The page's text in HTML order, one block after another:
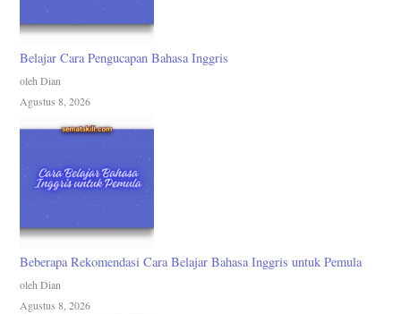
Belajar Cara Pengucapan Bahasa Inggris
oleh Dian
Agustus 8, 2026
Beberapa Rekomendasi Cara Belajar Bahasa Inggris untuk Pemula
oleh Dian
Agustus 8, 2026